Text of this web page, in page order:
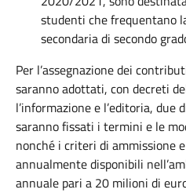
studenti che frequentano
secondaria di secondo
Per l’assegnazione dei
saranno adottati, con decreti
l’informazione e l’editoria,
saranno fissati i termini e le
nonché i criteri di ammissione
annualmente disponibili
annuale pari a 20 milioni di